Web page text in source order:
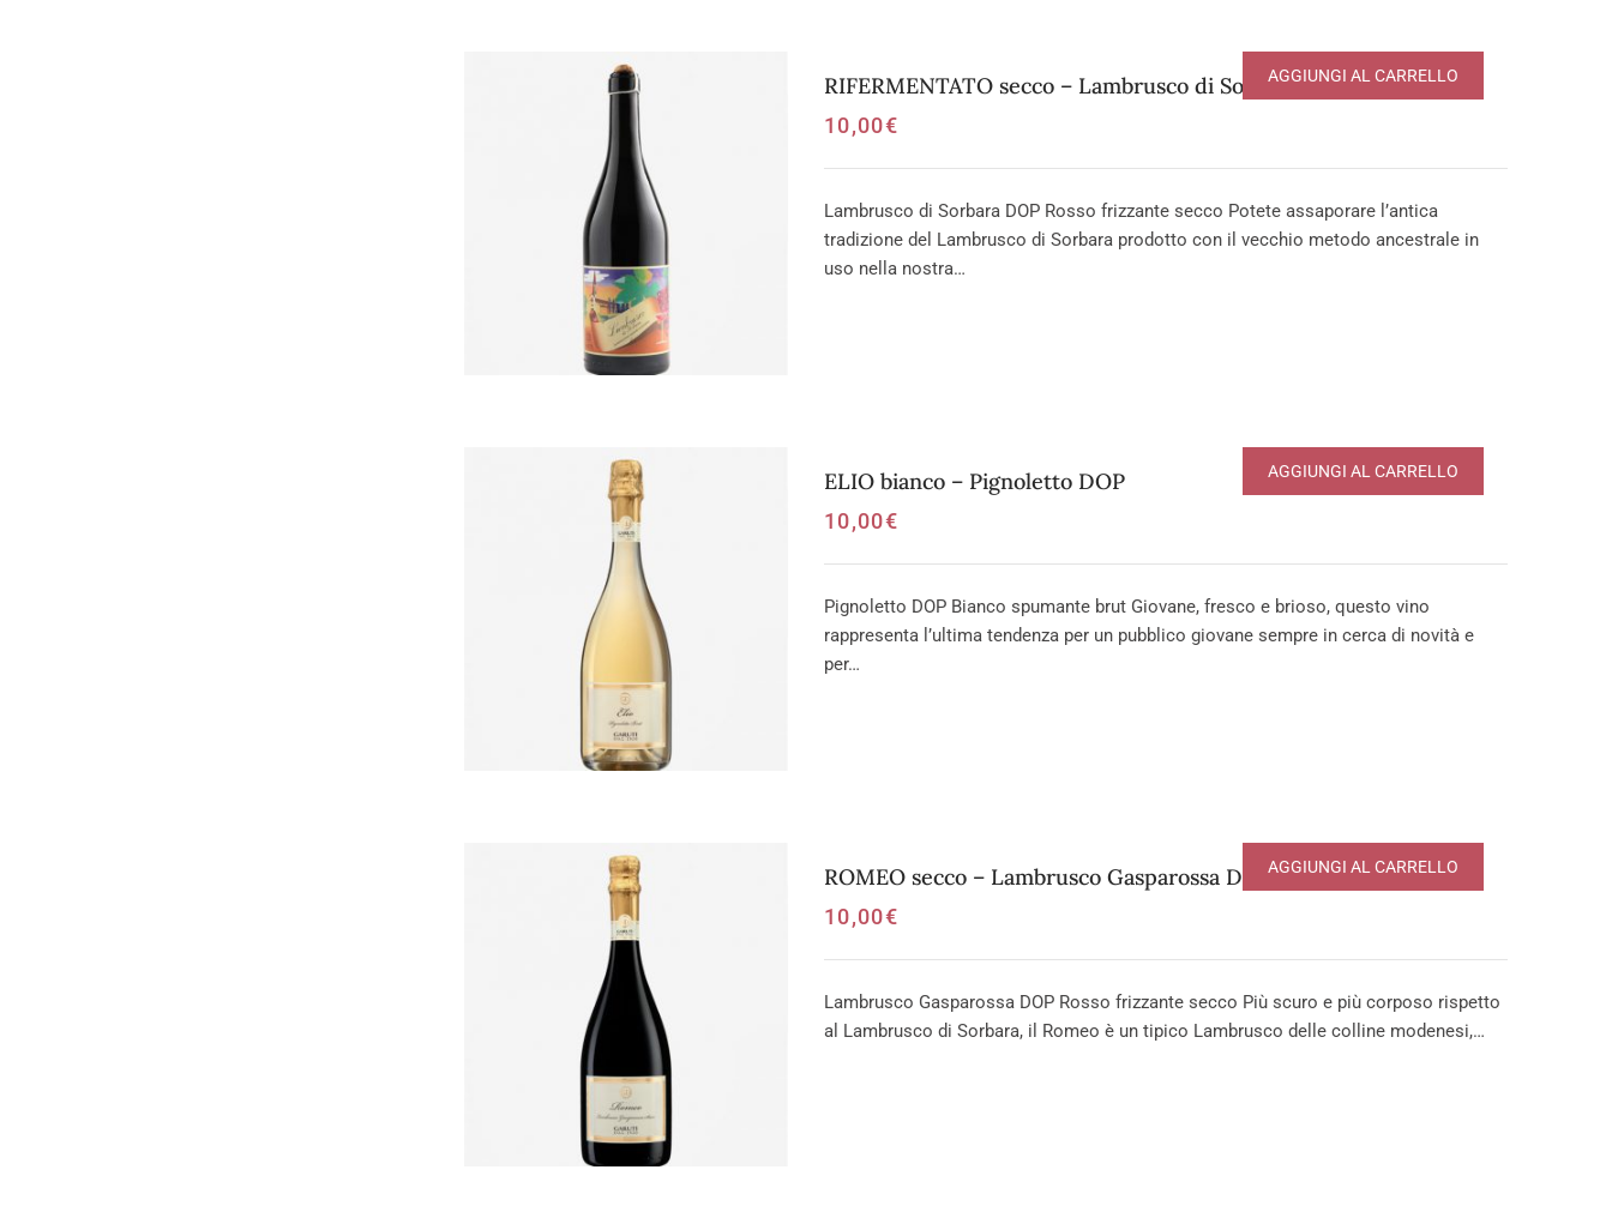
RIFERMENTATO secco – Lambrusco di Sorbara DOP
10,00€
AGGIUNGI AL CARRELLO
Lambrusco di Sorbara DOP Rosso frizzante secco Potete assaporare l’antica
tradizione del Lambrusco di Sorbara prodotto con il vecchio metodo ancestrale in
uso nella nostra…
ELIO bianco – Pignoletto DOP
10,00€
AGGIUNGI AL CARRELLO
Pignoletto DOP Bianco spumante brut Giovane, fresco e brioso, questo vino
rappresenta l’ultima tendenza per un pubblico giovane sempre in cerca di novità e
per…
ROMEO secco – Lambrusco Gasparossa DOP
10,00€
AGGIUNGI AL CARRELLO
Lambrusco Gasparossa DOP Rosso frizzante secco Più scuro e più corposo rispetto
al Lambrusco di Sorbara, il Romeo è un tipico Lambrusco delle colline modenesi,…